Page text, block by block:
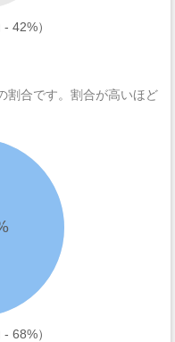
42%）
割合です。割合が高いほど
68%）